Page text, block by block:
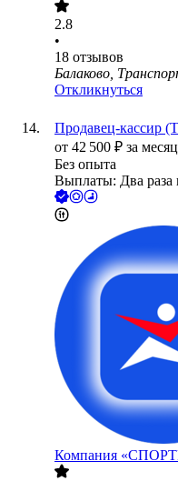
2.8
•
18 отзывов
Балаково,
Откликнуться
Продавец-кассир
от 42 500 ₽ за
Без опыта
Выплаты: Два раза
Компания